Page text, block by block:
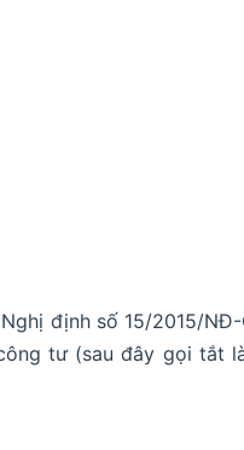
định số 15/2015/
tư (sau đây gọi tắt